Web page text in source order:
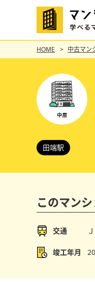
HOME 中古マン
田端駅
このマン
交通
竣工年月